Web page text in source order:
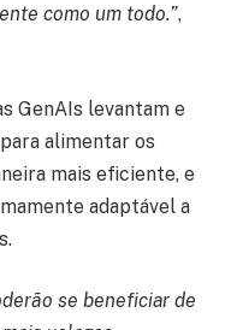
como um todo.”,
GenAIs levantam e
alimentar os
mais eficiente, e
adaptável a
se beneficiar de